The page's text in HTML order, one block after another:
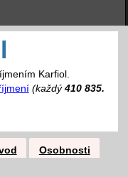
Karfiol.
(každý 410 835.
Osobnosti